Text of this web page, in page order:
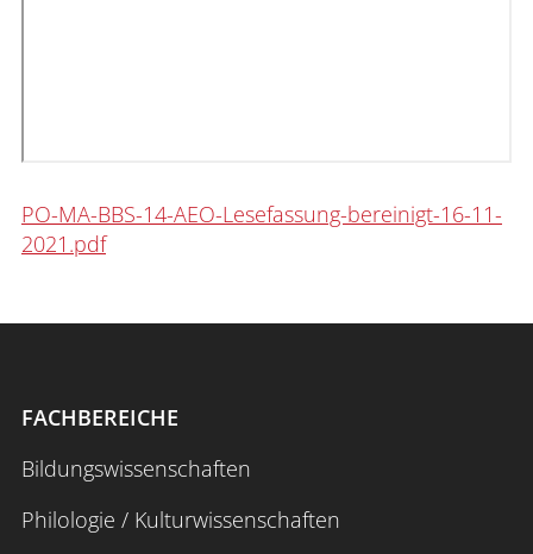
Interdisziplinäres Zentrum für Lehre
Zentrum für Fernstudien und
Universitäre Weiterbildung
Zentrum für Informations- und
Medientechnologien
PO-MA-BBS-14-AEO-Lesefassung-bereinigt-16-11-
2021.pdf
FACHBEREICHE
Bildungswissenschaften
Philologie / Kulturwissenschaften